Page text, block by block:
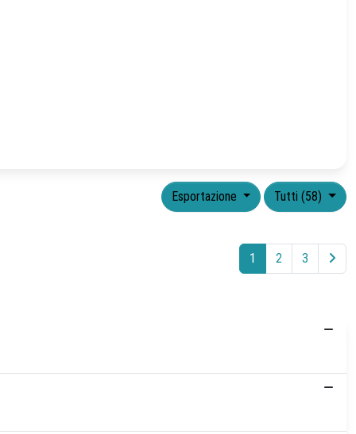
Tutti (58)
Esportazione
1 2 3